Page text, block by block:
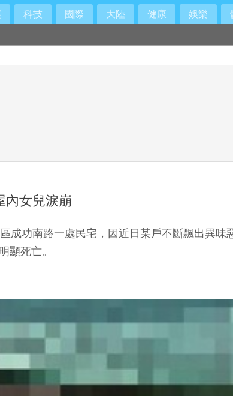
科技 國際 大陸 健康 娛樂
女兒淚崩
成功南路一處民宅，因近日某戶不斷飄出異
顯死亡。